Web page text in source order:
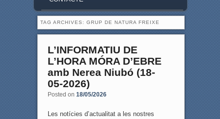
TAG ARCHIVES: GRUP DE NATURA FREIXE
L’INFORMATIU DE
L’HORA MÓRA D’EBRE
amb Nerea Niubó (18-
05-2026)
Posted on 18/05/2026
Les notícies d’actualitat a les nostres